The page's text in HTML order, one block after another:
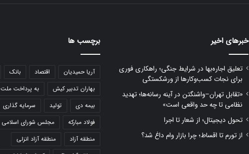
خبرهای اخیر
تعلیق اجاره‌بها در شرایط جنگی؛ راهکاری فوری
برای نجات کسب‌وکارها از ورشکستگی
«تقابل تهران–واشنگتن در آینه رسانه‌ها؛ تهدید
نظامی تا چه حد واقعی است»
تحول دیجیتال؛ از شعار تا اجرا
از تورم تا اقساط؛ چرا بازار وام داغ شد؟
برچسب ها
آریا حمیدیان اقتصاد بانک
بهاران تدبیر کیش
به پرداخت ملت
بیمه دی
تولید سرمایه گذاری
فولاد مبارکه
مجلس شورای اسلامی
منطقه آزاد
منطقه آزاد انزلی